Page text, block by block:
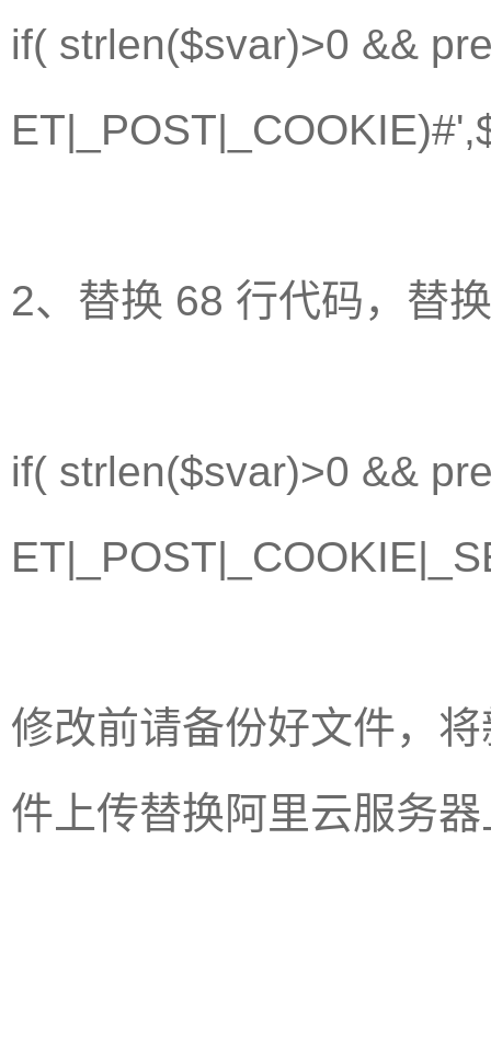
if( strlen($svar)>0 &&
2、替换 68 行代码，替
if( strlen($svar)>0 &&
修改前请备份好文件，
件上传替换阿里云服务